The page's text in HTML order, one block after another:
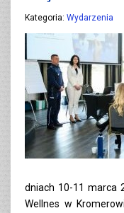
Kategoria: Wydarzenia
dniach 10-11 marca
Wellnes w